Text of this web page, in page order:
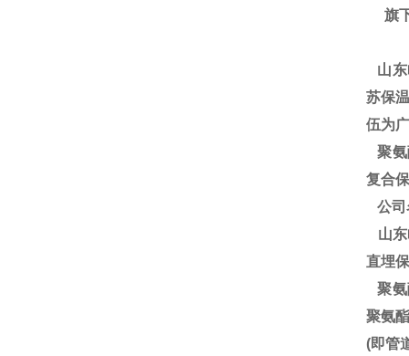
旗下
山东
苏保
伍为
聚
复合
公司
山东
直埋
聚氨
聚氨
(即管